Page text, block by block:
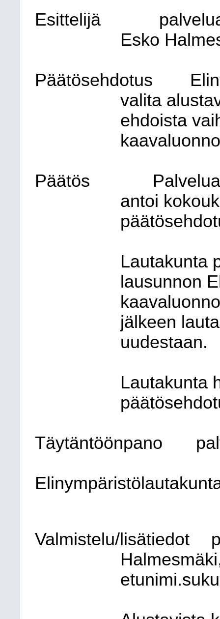
Esittelijä
Esko
Päätösehdotus
valita
ehdoista
Päätös
antoi
Lautakunta
lausunnon
jälkeen
uudestaan.
Lautakunta
Täytäntöönpano
Valmistelu/lisätiedot